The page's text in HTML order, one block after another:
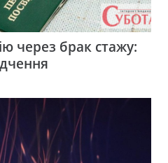
через брак стажу: